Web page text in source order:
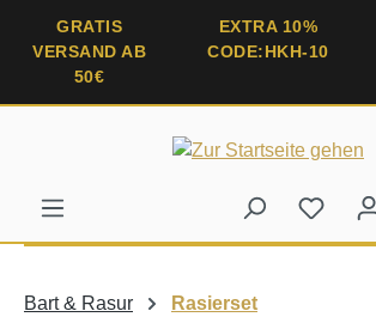
springen
GRATIS
VERSAND AB
50€
EXTRA 10%
CODE:HKH-10
Bart & Rasur Rasierset